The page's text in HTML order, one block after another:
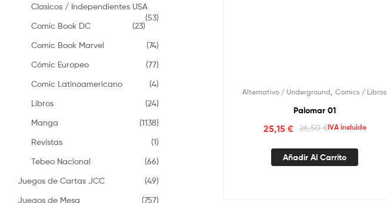
Alternativo / Underground ,Comics / Libros
Palomar 01
26,50€
25,15 € IVA incluido
Añadir Al Carrito
Clasicos / Independientes USA
(53)
Comic Book DC
(23)
Comic Book Marvel
(74)
Cómic Europeo
(77)
Comic Latinoamericano
(4)
Libros
(24)
Manga
(1138)
Revistas
(1)
Tebeo Nacional
(66)
Juegos de Cartas JCC
(49)
Juegos de Mesa
(757)